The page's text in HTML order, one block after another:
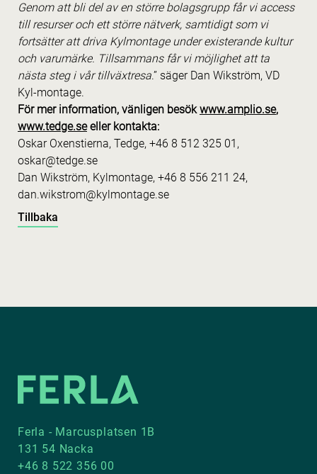
Genom att bli del av en större bolagsgrupp får vi access
till resurser och ett större nätverk, samtidigt som vi
fortsätter att driva Kylmontage under existerande kultur
och varumärke. Tillsammans får vi möjlighet att ta
nästa steg i vår tillväxtresa.” säger Dan Wikström, VD
Kyl-montage.
För mer information, vänligen besökwww.amplio.se,
www.tedge.seeller kontakta:
Oskar Oxenstierna, Tedge, +46 8 512 325 01,
oskar@tedge.se
Dan Wikström, Kylmontage, +46 8 556 211 24,
dan.wikstrom@kylmontage.se
Tillbaka
Ferla - Marcusplatsen 1B
131 54 Nacka
+46 8 522 356 00